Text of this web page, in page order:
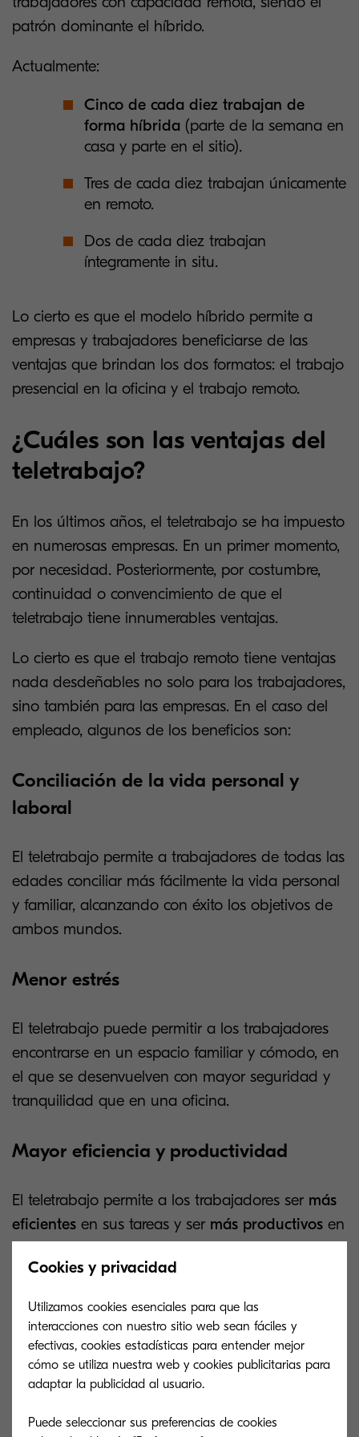
patrón dominante el híbrido.
Actualmente:
Cinco de cada diez trabajan de
forma híbrida (parte de la semana en
casa y parte en el sitio).
Tres de cada diez trabajan únicamente
en remoto.
Dos de cada diez trabajan
íntegramente in situ.
Lo cierto es que el modelo híbrido permite a
empresas y trabajadores beneficiarse de las
ventajas que brindan los dos formatos: el trabajo
presencial en la oficina y el trabajo remoto.
¿Cuáles son las ventajas del
teletrabajo?
En los últimos años, el teletrabajo se ha impuesto
en numerosas empresas. En un primer momento,
por necesidad. Posteriormente, por costumbre,
continuidad o convencimiento de que el
teletrabajo tiene innumerables ventajas.
Lo cierto es que el trabajo remoto tiene ventajas
nada desdeñables no solo para los trabajadores,
sino también para las empresas. En el caso del
empleado, algunos de los beneficios son:
Conciliación de la vida personal y
laboral
El teletrabajo permite a trabajadores de todas las
edades conciliar más fácilmente la vida personal
y familiar, alcanzando con éxito los objetivos de
ambos mundos.
Menor estrés
El teletrabajo puede permitir a los trabajadores
encontrarse en un espacio familiar y cómodo, en
el que se desenvuelven con mayor seguridad y
tranquilidad que en una oficina.
Mayor eficiencia y productividad
El teletrabajo permite a los trabajadores ser más
eficientes en sus tareas y ser más productivos en
están trabajando a alcanzar sus objetivos.
En el caso de la oficina, en muchas ocasiones
existen distracciones que desvían la atención del
trabajador y afectan a la concentración y a la
capacidad de alcanzar objetivos en los plazos
Cookies y privacidad
Utilizamos cookies esenciales para que las
interacciones con nuestro sitio web sean fáciles y
efectivas, cookies estadísticas para entender mejor
cómo se utiliza nuestra web y cookies publicitarias para
adaptar la publicidad al usuario.
Puede seleccionar sus preferencias de cookies